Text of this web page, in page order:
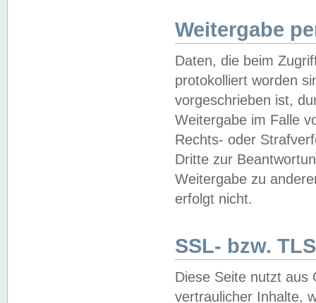
Weitergabe
Daten, die beim
protokolliert worden
vorgeschrieben ist,
Weitergabe im Falle
Rechts- oder
Dritte zur
Weitergabe zu
erfolgt nicht.
SSL- bzw.
Diese Seite nutzt aus
vertraulicher Inhalte,